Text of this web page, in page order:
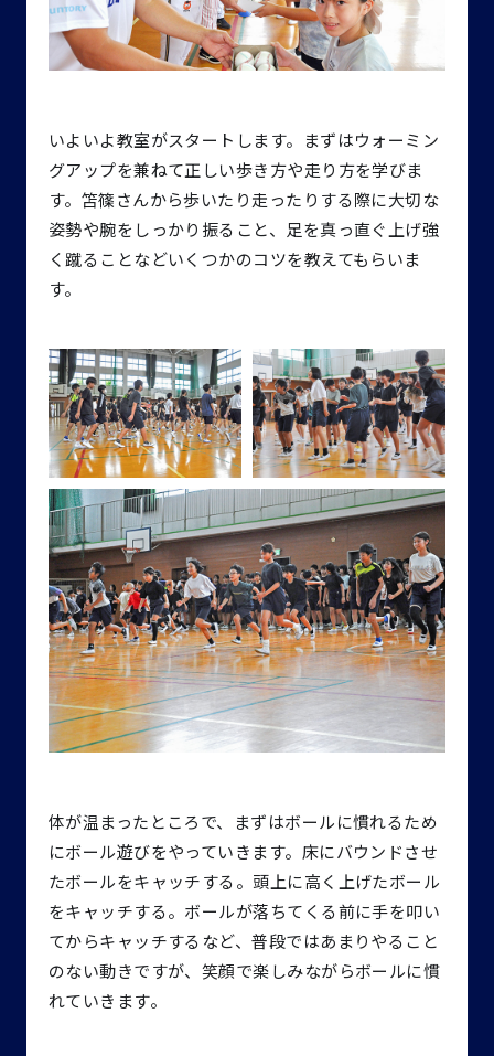
いよいよ教室がスタートします。まずはウォーミン
グアップを兼ねて正しい歩き方や走り方を学びま
す。笘篠さんから歩いたり走ったりする際に大切な
姿勢や腕をしっかり振ること、足を真っ直ぐ上げ強
く蹴ることなどいくつかのコツを教えてもらいま
す。
体が温まったところで、まずはボールに慣れるため
にボール遊びをやっていきます。床にバウンドさせ
たボールをキャッチする。頭上に高く上げたボール
をキャッチする。ボールが落ちてくる前に手を叩い
てからキャッチするなど、普段ではあまりやること
のない動きですが、笑顔で楽しみながらボールに慣
れていきます。